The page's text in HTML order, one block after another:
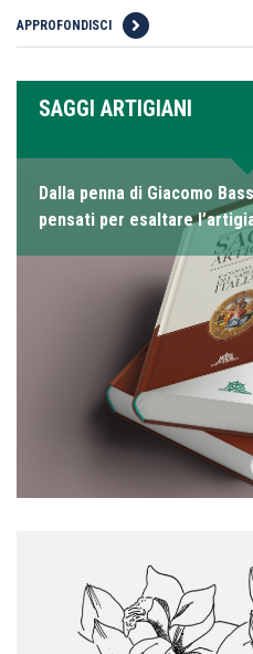
APPROFONDISCI
SAGGI ARTIGIANI
Dalla penna di Giacomo
pensati per esaltare